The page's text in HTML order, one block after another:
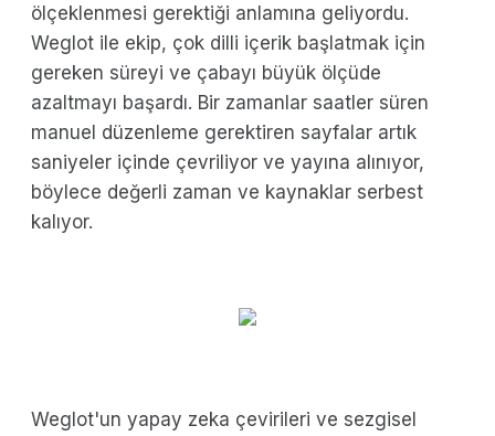
ölçeklenmesi gerektiği anlamına geliyordu.
Weglot ile ekip, çok dilli içerik başlatmak için
gereken süreyi ve çabayı büyük ölçüde
azaltmayı başardı. Bir zamanlar saatler süren
manuel düzenleme gerektiren sayfalar artık
saniyeler içinde çevriliyor ve yayına alınıyor,
böylece değerli zaman ve kaynaklar serbest
kalıyor.
Weglot'un yapay zeka çevirileri ve sezgisel